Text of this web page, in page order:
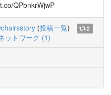
QPbnkrWjwP
(投稿一覧)
2
ットワーク (1)